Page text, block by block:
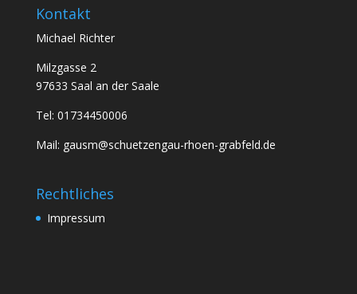
Kontakt
Michael Richter
Milzgasse 2
97633 Saal an der Saale
Tel: 01734450006
Mail: gausm@schuetzengau-rhoen-grabfeld.de
Rechtliches
Impressum